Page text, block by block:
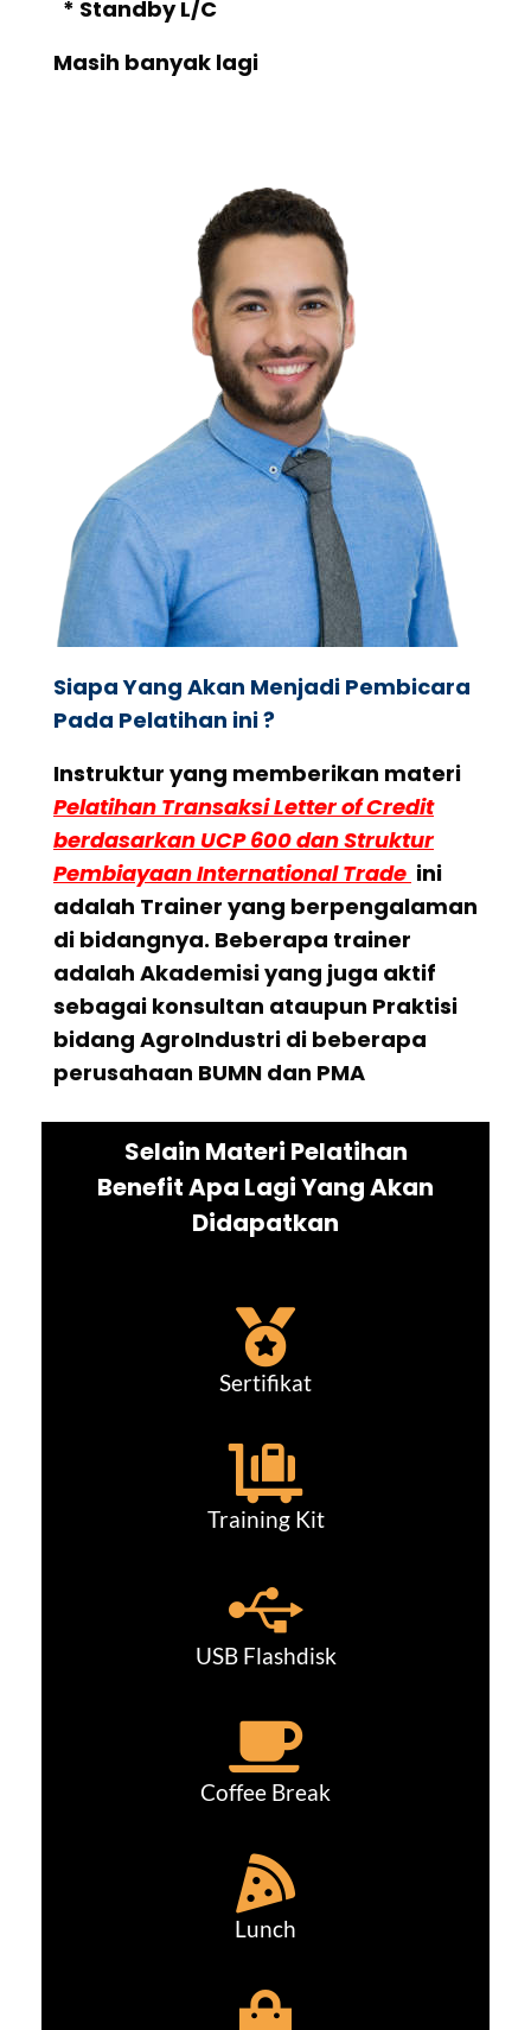
* Standby L/C
Masih banyak lagi
Siapa Yang Akan Menjadi Pembicara
Pada Pelatihan ini ?
Instruktur yang memberikan materi
Pelatihan Transaksi Letter of Credit
berdasarkan UCP 600 dan Struktur
Pembiayaan International Trade ini
adalah Trainer yang berpengalaman
di bidangnya. Beberapa trainer
adalah Akademisi yang juga aktif
sebagai konsultan ataupun Praktisi
bidang AgroIndustri di beberapa
perusahaan BUMN dan PMA
Selain Materi Pelatihan
Benefit Apa Lagi Yang Akan
Didapatkan
Sertifikat
Training Kit
USB Flashdisk
Coffee Break
Lunch